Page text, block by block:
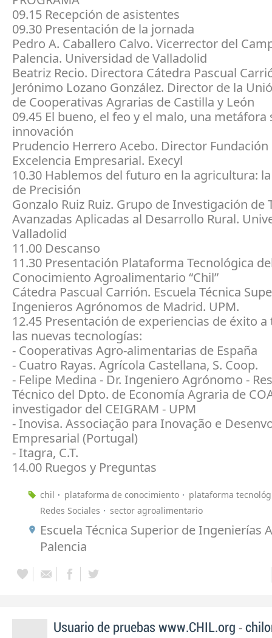
09.15 Recepción de asistentes
09.30 Presentación de la jornada
Pedro A. Caballero Calvo. Vicerrector del
Palencia. Universidad de Valladolid
Beatriz Recio. Directora Cátedra Pascual
Jerónimo Lozano González. Director de la
de Cooperativas Agrarias de Castilla y León
09.45 El bueno, el feo y el malo, una metáfora
innovación
Prudencio Herrero Acebo. Director Fundación
Excelencia Empresarial. Execyl
10.30 Hablemos del futuro en la agricultura:
de Precisión
Gonzalo Ruiz Ruiz. Grupo de Investigación de
Avanzadas Aplicadas al Desarrollo Rural.
Valladolid
11.00 Descanso
11.30 Presentación Plataforma Tecnológica
Conocimiento Agroalimentario “Chil”
Cátedra Pascual Carrión. Escuela Técnica
Ingenieros Agrónomos de Madrid. UPM.
12.45 Presentación de experiencias de éxito a
las nuevas tecnologías:
- Cooperativas Agro-alimentarias de España
- Cuatro Rayas. Agrícola Castellana, S. Coop.
- Felipe Medina - Dr. Ingeniero Agrónomo -
Técnico del Dpto. de Economía Agraria de
investigador del CEIGRAM - UPM
- Inovisa. Associação para Inovação e
Empresarial (Portugal)
- Itagra, C.T.
14.00 Ruegos y Preguntas
chil plataforma de conocimiento
plataforma
Redes Sociales
sector agroalimentario
Escuela Técnica Superior de Ingenierías
Palencia
Usuario de pruebas www.CHIL.org -